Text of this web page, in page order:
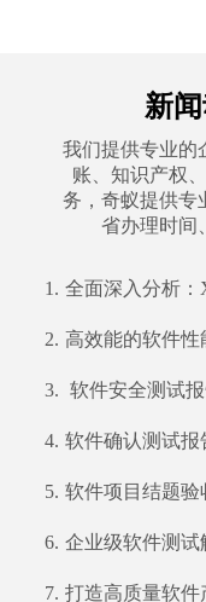
新
我们提供专业的
账、知识产权
务，奇蚁提供专
省办理时间
1. 全面深入分析：XX公司软件功能测试报告解读 一、
2. 高效能的软件性能——全面解析XX科
3. 软件安全测试报告详解：守
4. 软件确认测试报告编写指南
5. 软件项目结题验收测试
6. 企业级软件测试解决方案——深入
7. 打造高质量软件产品——我公司软件